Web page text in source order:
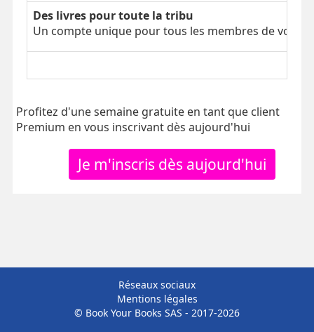
Des livres pour toute la tribu
Un compte unique pour tous les membres de votre
Profitez d'une semaine gratuite en tant que client
Premium en vous inscrivant dès aujourd'hui
Je m'inscris dès aujourd'hui
Réseaux sociaux
Mentions légales
© Book Your Books SAS - 2017-2026